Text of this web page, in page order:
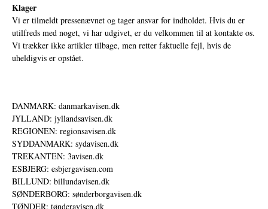
Klager
Vi er tilmeldt pressenævnet og tager ansvar for indholdet. Hvis du er
utilfreds med noget, vi har udgivet, er du velkommen til at kontakte os.
Vi trækker ikke artikler tilbage, men retter faktuelle fejl, hvis de
uheldigvis er opstået.
DANMARK: danmarkavisen.dk
JYLLAND: jyllandsavisen.dk
REGIONEN: regionsavisen.dk
SYDDANMARK: sydavisen.dk
TREKANTEN: 3avisen.dk
ESBJERG: esbjergavisen.com
BILLUND: billundavisen.dk
SØNDERBORG: sønderborgavisen.dk
TØNDER: tønderavisen.dk